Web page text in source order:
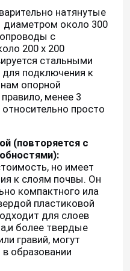
натянутые
около 300
с
200 х 200
стальными
подключения к
опорной
менее 3
просто
(повторяется с
но имеет
к слоям почвы. Он
компактного ила
пластиковой
для слоев
более твердые
гравий, могут
образовании